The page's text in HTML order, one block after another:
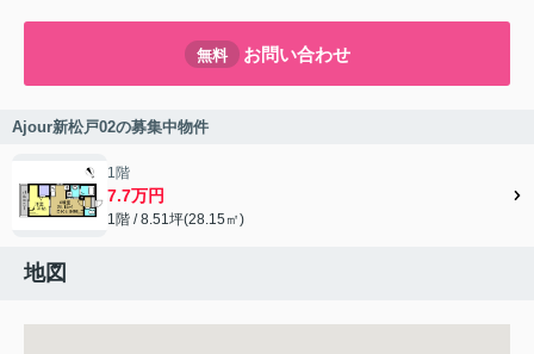
無料 お問い合わせ
Ajour新松戸02の募集中物件
1階
7.7万円
1階 / 8.51坪(28.15㎡)
地図